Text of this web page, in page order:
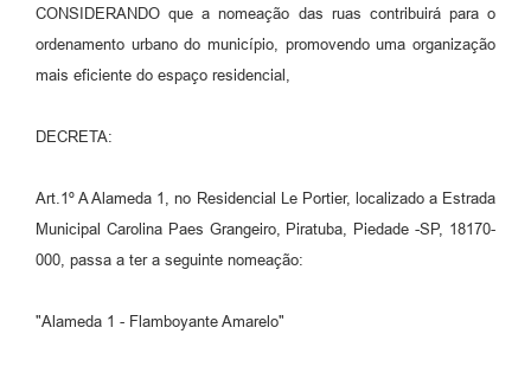
CONSIDERANDO que a nomeação das ruas contribuirá para o
ordenamento urbano do município, promovendo uma organização
mais eficiente do espaço residencial,
DECRETA:
Art.1º A Alameda 1, no Residencial Le Portier, localizado a Estrada
Municipal Carolina Paes Grangeiro, Piratuba, Piedade -SP, 18170-
000, passa a ter a seguinte nomeação:
"Alameda 1 - Flamboyante Amarelo"